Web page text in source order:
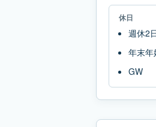
休日
週休2
年末年
GW